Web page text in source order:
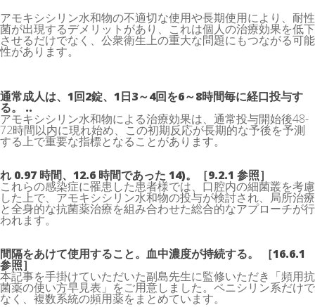
アモキシシリン水和物の不適切な使用や長期使用により、耐性
菌が出現するデメリットがあり、これは個人の治療効果を低下
させるだけでなく、公衆衛生上の重大な問題にもつながる可能
性があります。
通常成人は、1回2錠、1日3～4回を6～8時間毎に経口投与す
る。 ..
アモキシシリン水和物による治療効果は、通常投与開始後48-
72時間以内に現れ始め、この初期反応が長期的な予後を予測
する上で重要な指標となることがあります。
れ 0.97 時間、12.6 時間であった 14)。［9.2.1 参照］
これらの感染症に罹患した患者様では、口腔内の細菌叢を考慮
した上で、アモキシシリン水和物の投与が検討され、局所治療
と全身的な抗菌薬治療を組み合わせた総合的なアプローチが行
われます。
間隔をあけて使用すること。血中濃度が持続する。 ［16.6.1
参照］
本記事を手掛けていただいた副島先生に監修いただき「頻用抗
菌薬の使い方早見表」をご用意しました。ペニシリン系だけで
なく、複数系統の頻用薬をまとめています。